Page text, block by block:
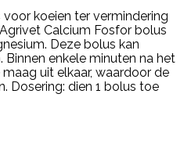
koeien ter vermindering
Calcium Fosfor bolus
Deze bolus kan
enkele minuten na het
uit elkaar, waardoor de
Dosering: dien 1 bolus toe